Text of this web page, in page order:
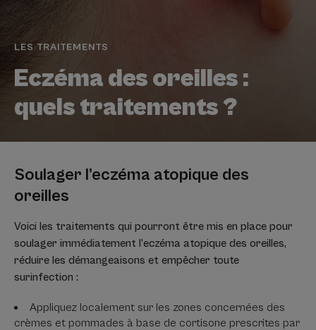
LES TRAITEMENTS
Eczéma des oreilles :
quels traitements ?
Soulager l’eczéma atopique des
oreilles
Voici les traitements qui pourront être mis en place pour
soulager immédiatement l’eczéma atopique des oreilles,
réduire les démangeaisons et empêcher toute
surinfection :
Appliquez localement sur les zones concernées des
crèmes et pommades à base de cortisone prescrites par